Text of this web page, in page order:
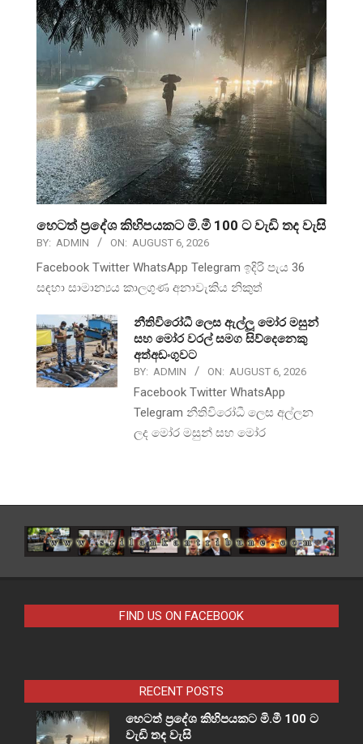
හෙටත් ප්‍රදේශ කිහිපයකට මි.මී 100 ට වැඩි තද වැසි
BY: ADMIN ON: AUGUST 6, 2026
Facebook Twitter WhatsApp Telegram ඉදිරි පැය 36
සඳහා සාමාන්‍යය කාලගුණ අනාවැකිය නිකුත්
නීතිවිරෝධී ලෙස ඇල්ලූ මෝර මසුන්
සහ මෝර වරල් සමග සිව්දෙනෙකු
අත්අඩංගුවට
BY: ADMIN ON: AUGUST 6, 2026
Facebook Twitter WhatsApp
Telegram නීතිවිරෝධී ලෙස අල්ලන
ලද මෝර මසුන් සහ මෝර
FIND US ON FACEBOOK
RECENT POSTS
හෙටත් ප්‍රදේශ කිහිපයකට මි.මී 100 ට
වැඩි තද වැසි